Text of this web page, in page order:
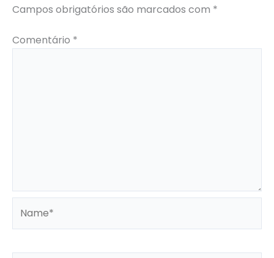
Campos obrigatórios são marcados com *
Comentário *